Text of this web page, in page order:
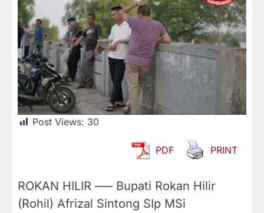
Post Views: 30
PDF PRINT
ROKAN HILIR —– Bupati Rokan Hilir
(Rohil) Afrizal Sintong SIp MSi